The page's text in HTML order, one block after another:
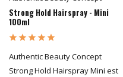
Strong Hold Hairspray - Mini
100ml
Authentic Beauty Concept
Strong Hold Hairspray Mini est